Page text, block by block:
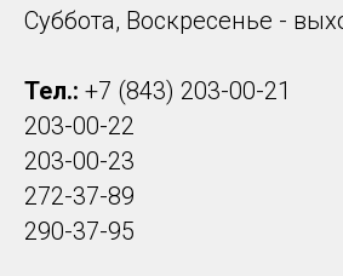
Суббота, Воскресенье -
Тел.: +7 (843) 203-00-21
203-00-22
203-00-23
272-37-89
290-37-95